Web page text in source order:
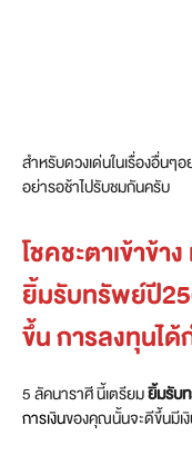
สำหรับดวงเด่นในเรื่องอื่น
อย่ารอช้าไปรับชมกันครับ
โชคชะตาเข้าข้
ยิ้มรับทรัพย์ปี
ขึ้น การลงทุนได้
5 ลัคนาราศี นี้เตรียมยิ้มรับ
การเงินของคุณนั้นจะดีขึ้นมีเ